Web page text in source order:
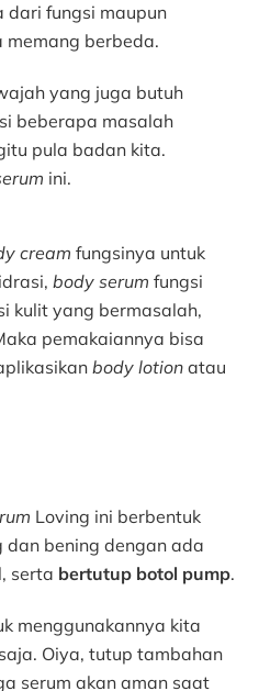
dari fungsi maupun
memang berbeda.
yang juga butuh
beberapa masalah
pula badan kita.
ini.
cream fungsinya untuk
body serum fungsi
kulit yang bermasalah,
pemakaiannya bisa
body lotion atau
Loving ini berbentuk
bening dengan ada
serta bertutup botol pump.
menggunakannya kita
Oiya, tutup tambahan
serum akan aman saat